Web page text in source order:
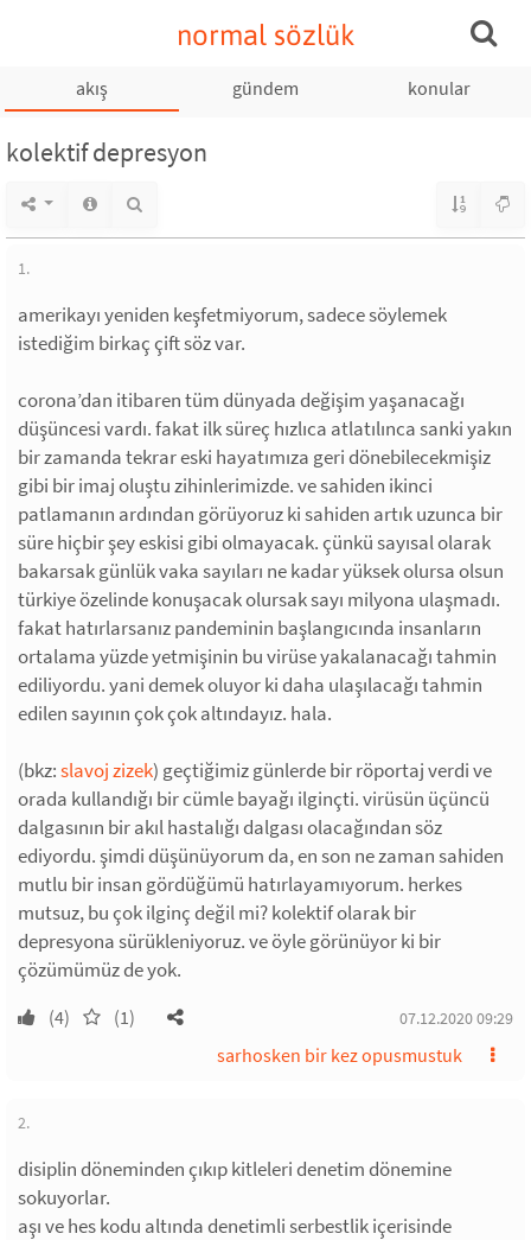
normal sözlük
akış gündem konular
kolektif depresyon
1.
amerikayı yeniden keşfetmiyorum, sadece söylemek
istediğim birkaç çift söz var.
corona’dan itibaren tüm dünyada değişim yaşanacağı
düşüncesi vardı. fakat ilk süreç hızlıca atlatılınca sanki yakın
bir zamanda tekrar eski hayatımıza geri dönebilecekmişiz
gibi bir imaj oluştu zihinlerimizde. ve sahiden ikinci
patlamanın ardından görüyoruz ki sahiden artık uzunca bir
süre hiçbir şey eskisi gibi olmayacak. çünkü sayısal olarak
bakarsak günlük vaka sayıları ne kadar yüksek olursa olsun
türkiye özelinde konuşacak olursak sayı milyona ulaşmadı.
fakat hatırlarsanız pandeminin başlangıcında insanların
ortalama yüzde yetmişinin bu virüse yakalanacağı tahmin
ediliyordu. yani demek oluyor ki daha ulaşılacağı tahmin
edilen sayının çok çok altındayız. hala.
(bkz:slavoj zizek) geçtiğimiz günlerde bir röportaj verdi ve
orada kullandığı bir cümle bayağı ilginçti. virüsün üçüncü
dalgasının bir akıl hastalığı dalgası olacağından söz
ediyordu. şimdi düşünüyorum da, en son ne zaman sahiden
mutlu bir insan gördüğümü hatırlayamıyorum. herkes
mutsuz, bu çok ilginç değil mi? kolektif olarak bir
depresyona sürükleniyoruz. ve öyle görünüyor ki bir
çözümümüz de yok.
(4) (1) 07.12.2020 09:29
sarhosken bir kez opusmustuk
2.
disiplin döneminden çıkıp kitleleri denetim dönemine
sokuyorlar.
aşı ve hes kodu altında denetimli serbestlik içerisinde